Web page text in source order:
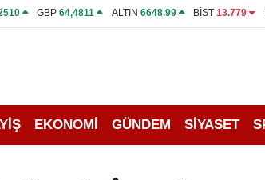
GBP64,4811 ALTIN 6648.99 BİST13.779
EKONOMİ GÜNDEM SİYASET